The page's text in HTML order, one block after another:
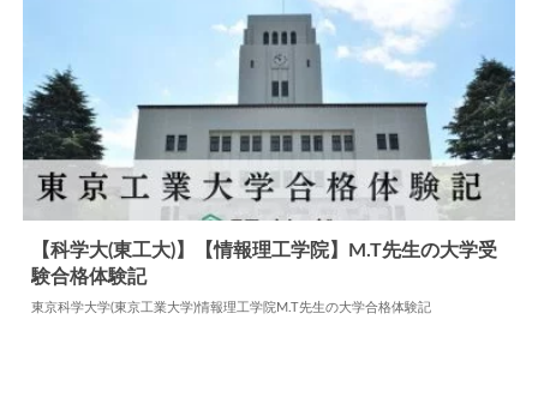
大学合格体験記
【科学大(東工大)】【情報理工学院】M.T先生の大学受
験合格体験記
東京科学大学(東京工業大学)情報理工学院M.T先生の大学合格体験記